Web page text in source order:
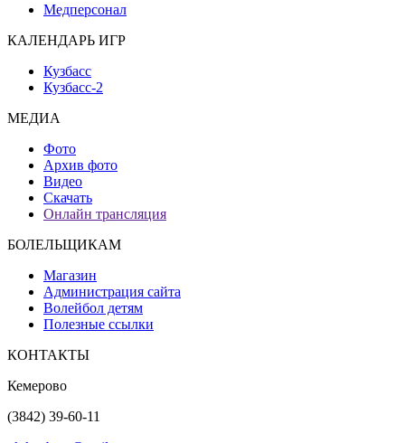
Медперсонал
КАЛЕНДАРЬ ИГР
Кузбасс
Кузбасс-2
МЕДИА
Фото
Архив фото
Видео
Скачать
Онлайн трансляция
БОЛЕЛЬЩИКАМ
Магазин
Администрация сайта
Волейбол детям
Полезные ссылки
КОНТАКТЫ
Кемерово
(3842) 39-60-11